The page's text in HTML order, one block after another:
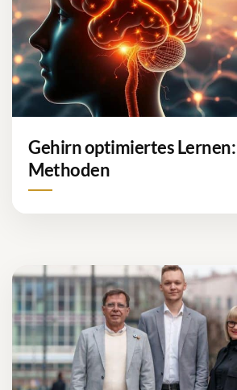
Gehirn optimiertes
Methoden